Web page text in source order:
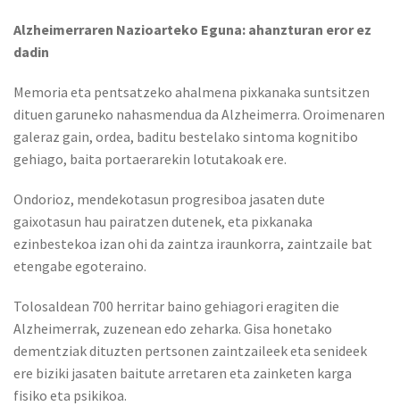
Alzheimerraren Nazioarteko Eguna: ahanzturan eror ez
dadin
Memoria eta pentsatzeko ahalmena pixkanaka suntsitzen
dituen garuneko nahasmendua da Alzheimerra. Oroimenaren
galeraz gain, ordea, baditu bestelako sintoma kognitibo
gehiago, baita portaerarekin lotutakoak ere.
Ondorioz, mendekotasun progresiboa jasaten dute
gaixotasun hau pairatzen dutenek, eta pixkanaka
ezinbestekoa izan ohi da zaintza iraunkorra, zaintzaile bat
etengabe egoteraino.
Tolosaldean 700 herritar baino gehiagori eragiten die
Alzheimerrak, zuzenean edo zeharka. Gisa honetako
dementziak dituzten pertsonen zaintzaileek eta senideek
ere biziki jasaten baitute arretaren eta zainketen karga
fisiko eta psikikoa.